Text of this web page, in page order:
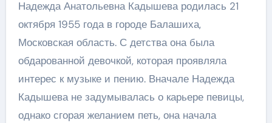
Надежда Анатольевна Кадышева родилась 21
октября 1955 года в городе Балашиха,
Московская область. С детства она была
обдарованной девочкой, которая проявляла
интерес к музыке и пению. Вначале Надежда
Кадышева не задумывалась о карьере певицы,
однако сгорая желанием петь, она начала